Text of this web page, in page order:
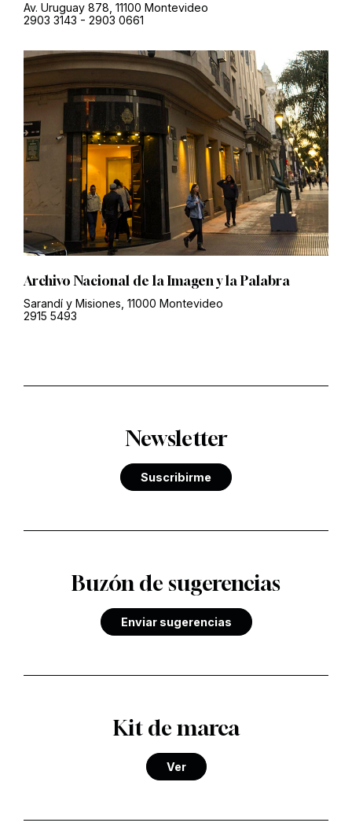
Av. Uruguay 878, 11100 Montevideo
2903 3143 - 2903 0661
Archivo Nacional de la Imagen y la Palabra
Sarandí y Misiones, 11000 Montevideo
2915 5493
Newsletter
Suscribirme
Buzón de sugerencias
Enviar sugerencias
Kit de marca
Ver